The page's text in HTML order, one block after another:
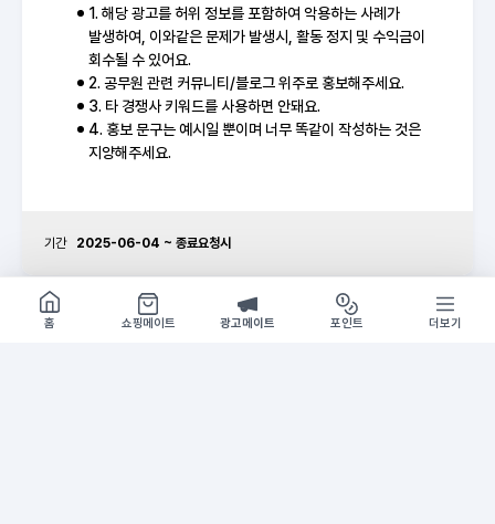
1. 해당 광고를 허위 정보를 포함하여 악용하는 사례가
발생하여, 이와같은 문제가 발생시, 활동 정지 및 수익금이
회수될 수 있어요.
2. 공무원 관련 커뮤니티/블로그 위주로 홍보해주세요.
3. 타 경쟁사 키워드를 사용하면 안돼요.
4. 홍보 문구는 예시일 뿐이며 너무 똑같이 작성하는 것은
지양해주세요.
기간 2025-06-04 ~ 종료요청시
홍보 추천 문구 A 홍
쇼핑몰 구경하기
방문시 1G
홈
쇼핑메이트 광고메이트 포인트 더보기